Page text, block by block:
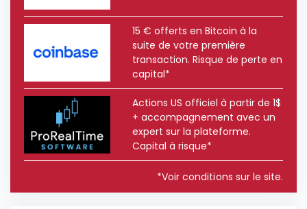
15 € offerts en Bitcoin à la
suite de votre première
transaction. Risque de perte en
capital*
Actions US officiel à partir de 1$
+ accompagnement avec un
expert sur la plateforme.
Capital à risque*
*Voir conditions sur le site.